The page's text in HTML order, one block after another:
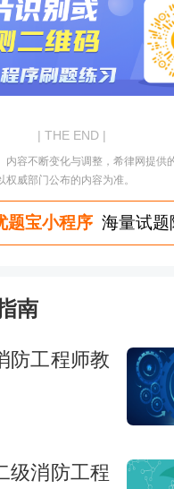
| THE END |
内容不断变化与调整，希律网提供
威部门公布的内容为准。
题宝小程序海量试题
南
防工程师教
级消防工程